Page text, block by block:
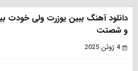
دانلود آهنگ ببین یوزرت ولی
و شصتت
4 ژوئن 2025